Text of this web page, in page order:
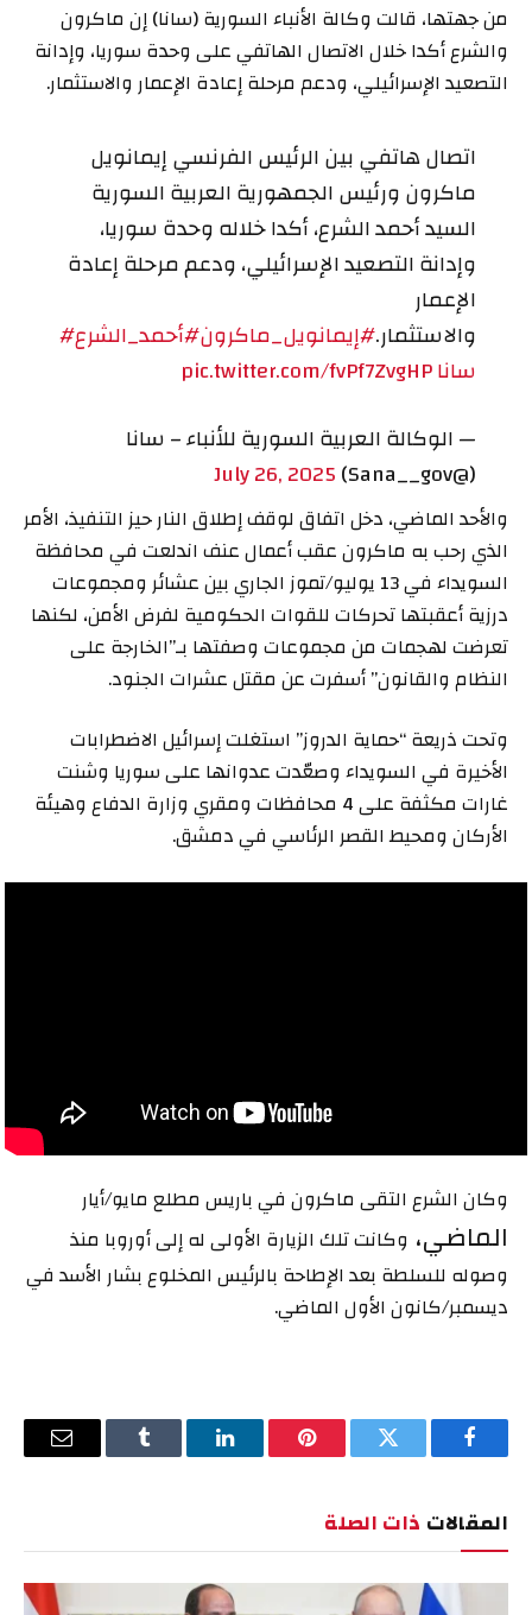
من جهتها، قالت وكالة الأنباء السورية (سانا) إن ماكرون
والشرع أكدا خلال الاتصال الهاتفي على وحدة سوريا، وإدانة
التصعيد الإسرائيلي، ودعم مرحلة إعادة الإعمار والاستثمار.
اتصال هاتفي بين الرئيس الفرنسي إيمانويل
ماكرون ورئيس الجمهورية العربية السورية
السيد أحمد الشرع، أكدا خلاله وحدة سوريا،
وإدانة التصعيد الإسرائيلي، ودعم مرحلة إعادة
الإعمار
والاستثمار.#إيمانويل_ماكرون#أحمد_الشرع#
ساناpic.twitter.com/fvPf7ZvgHP
— الوكالة العربية السورية للأنباء – سانا
(@Sana__gov)
July 26, 2025
والأحد الماضي، دخل اتفاق لوقف إطلاق النار حيز التنفيذ، الأمر
الذي رحب به ماكرون عقب أعمال عنف اندلعت في محافظة
السويداء في 13 يوليو/تموز الجاري بين عشائر ومجموعات
درزية أعقبتها تحركات للقوات الحكومية لفرض الأمن، لكنها
تعرضت لهجمات من مجموعات وصفتها بـ”الخارجة على
النظام والقانون” أسفرت عن مقتل عشرات الجنود.
وتحت ذريعة “حماية الدروز” استغلت إسرائيل الاضطرابات
الأخيرة في السويداء وصعّدت عدوانها على سوريا وشنت
غارات مكثفة على 4 محافظات ومقري وزارة الدفاع وهيئة
الأركان ومحيط القصر الرئاسي في دمشق.
وكان الشرع التقى ماكرون في باريس مطلع مايو/أيار
الماضي، وكانت تلك الزيارة الأولى له إلى أوروبا منذ
وصوله للسلطة بعد الإطاحة بالرئيس المخلوع بشار الأسد في
ديسمبر/كانون الأول الماضي.
فيسبوك تويتر بينتيريستلينكدإن Tumblr
البريد
المقالات ذات الصلة